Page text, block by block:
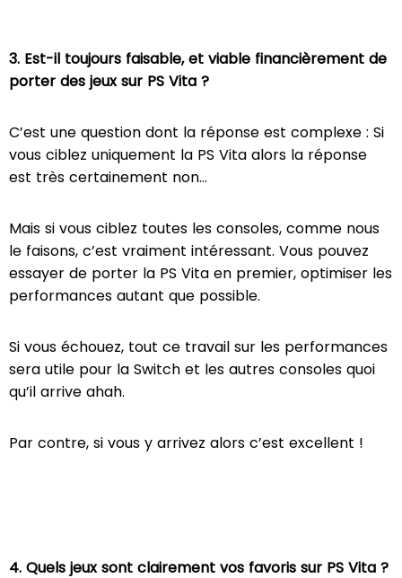
3. Est-il toujours faisable, et viable financièrement de
porter des jeux sur PS Vita ?
C’est une question dont la réponse est complexe : Si
vous ciblez uniquement la PS Vita alors la réponse
est très certainement non…
Mais si vous ciblez toutes les consoles, comme nous
le faisons, c’est vraiment intéressant. Vous pouvez
essayer de porter la PS Vita en premier, optimiser les
performances autant que possible.
Si vous échouez, tout ce travail sur les performances
sera utile pour la Switch et les autres consoles quoi
qu’il arrive ahah.
Par contre, si vous y arrivez alors c’est excellent !
4. Quels jeux sont clairement vos favoris sur PS Vita ?